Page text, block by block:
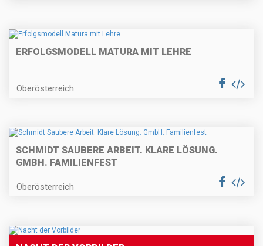
ERFOLGSMODELL MATURA MIT LEHRE
Oberösterreich
SCHMIDT SAUBERE ARBEIT. KLARE LÖSUNG.
GMBH. FAMILIENFEST
Oberösterreich